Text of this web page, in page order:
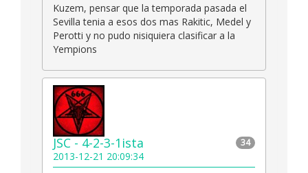
Kuzem, pensar que la temporada pasada el
Sevilla tenia a esos dos mas Rakitic, Medel y
Perotti y no pudo nisiquiera clasificar a la
Yempions
34
JSC - 4-2-3-1ista
2013-12-21 20:09:34